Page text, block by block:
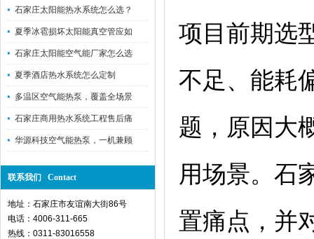
石家庄太阳能热水系统怎么选？
夏季冰雹损坏太阳能真空管应如
石家庄太阳能空气能厂家怎么选
夏季酒店热水系统怎么定制
多温区空气能热泵，覆盖全场景
石家庄商用热水系统工程售后痛
华源科技空气能热泵，一机兼顾
联系我们 Contact
地址：石家庄市友谊南大街86号
电话：4006-311-665
热线：0311-83016558
项目前期选
不足、能耗
题，原因大
用场景。石
置痛点，并